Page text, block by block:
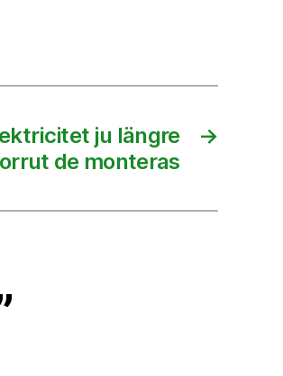
→
ju längre
de monteras